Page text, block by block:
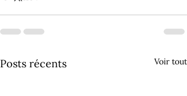
Posts récents Voir tout